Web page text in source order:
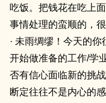
吃饭。把钱花在吃上
事情处理的蛮顺的，很
· 未雨绸缪！今天的
开始做准备的工作/学
否有信心面临新的挑
断定往往不是内心的